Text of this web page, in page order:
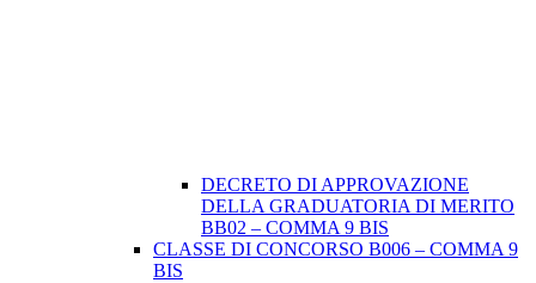
DECRETO DI APPROVAZIONE
DELLA GRADUATORIA DI MERITO
BB02 – COMMA 9 BIS
CLASSE DI CONCORSO B006 – COMMA 9
BIS